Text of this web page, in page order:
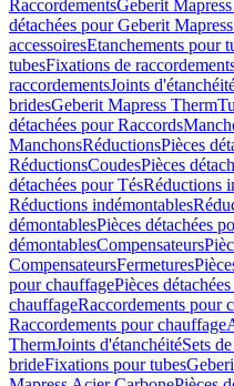
RaccordementsGeberit
détachées pour Geberit
accessoiresEtanchements pour
tubesFixations de
raccordementsJoints
bridesGeberit Mapress Therm
détachées pour Raccords
ManchonsRéductionsPièces
RéductionsCoudesPièces
détachées pour TésRéductions
Réductions indémontables
démontablesPièces détachées
démontablesCompensateurs
CompensateursFermetures
pour chauffagePièces
chauffageRaccordements pour
Raccordements pour chauffage
ThermJoints d'étanchéitéSets
brideFixations pour tubes